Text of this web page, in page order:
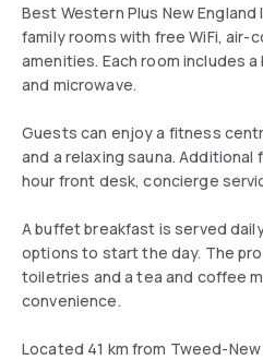
Best Western Plus New England
family rooms with free WiFi, air-
amenities. Each room includes
and microwave.
Guests can enjoy a fitness
and a relaxing sauna.
hour front desk, concierge
A buffet breakfast is served
options to start the day. The
toiletries and a tea and coffee
convenience.
Located 41 km from Tweed-